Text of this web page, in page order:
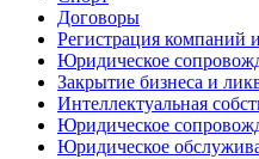
Договоры
Регистрация компаний
Юридическое
Закрытие бизнеса и
Интеллектуальная
Юридическое
Юридическое